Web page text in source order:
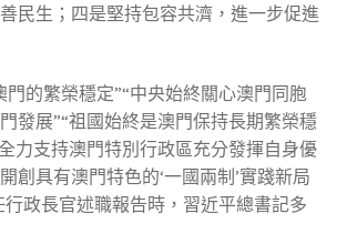
民生；四是堅持包容共濟，進一步促進
門的繁榮穩定”“中央始終關心澳門同胞
發展”“祖國始終是澳門保持長期繁榮穩
力支持澳門特別行政區充分發揮自身優
創具有澳門特色的‘一國兩制’實踐新局
政長官述職報告時，習近平總書記多